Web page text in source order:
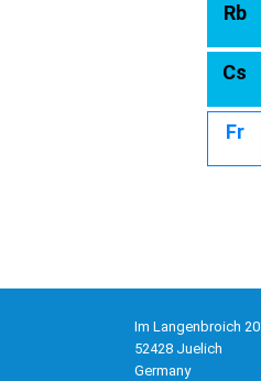
Rb
Cs
Fr
Im Langenbroich 20
52428 Juelich
Germany